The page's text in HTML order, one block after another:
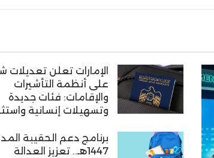
الإمارات تعلن تعديلات
على أنظمة التأشيرات
والإقامات: فئات جديدة
وتسهيلات إنسانية
برنامج دعم الحقيبة
1447هـ.. تعزيز العدالة